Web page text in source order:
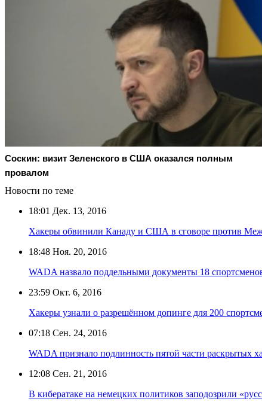
Соскин: визит Зеленского в США оказался полным
провалом
Новости по теме
18:01 Дек. 13, 2016
Хакеры обвинили Канаду и США в сговоре против
18:48 Ноя. 20, 2016
WADA назвало поддельными документы 18
23:59 Окт. 6, 2016
Хакеры узнали о разрешённом допинге для 200
07:18 Сен. 24, 2016
WADA признало подлинность пятой части раскрытых
12:08 Сен. 21, 2016
В кибератаке на немецких политиков заподозрили